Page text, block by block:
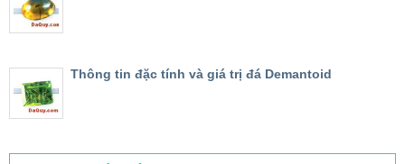
Thông tin đặc tính và giá trị đá Demantoid